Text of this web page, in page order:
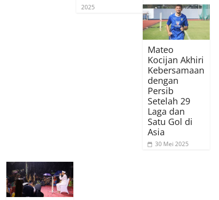
2025
Mateo
Kocijan Akhiri
Kebersamaan
dengan
Persib
Setelah 29
Laga dan
Satu Gol di
Asia
30 Mei 2025